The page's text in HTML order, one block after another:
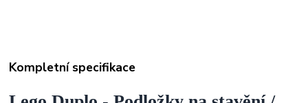
Kompletní specifikace